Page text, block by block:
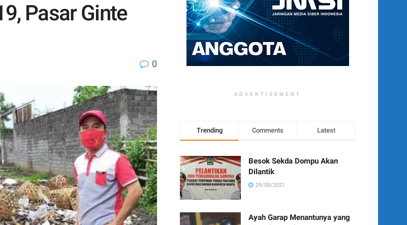
Pasar Ginte
0
ADVERTISEMENT
Trending Comments Latest
Besok Sekda Dompu Akan
Dilantik
29/08/2021
Ayah Garap Menantunya yang